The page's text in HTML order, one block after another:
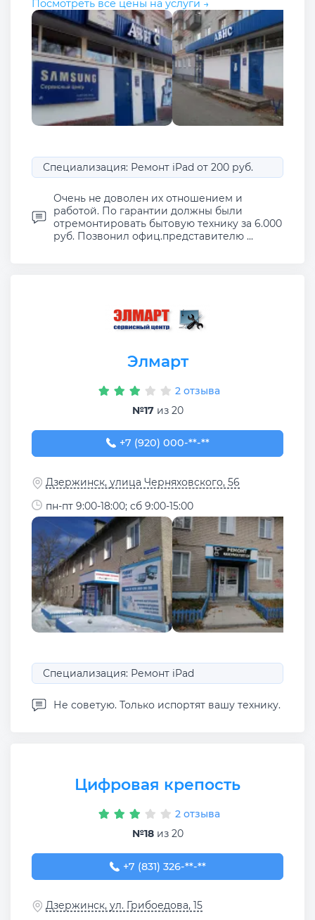
Посмотреть все цены на услуги →
Специализация: Ремонт iPad от 200 руб.
Очень не доволен их отношением и
работой. По гарантии должны были
отремонтировать бытовую технику за 6.000
руб. Позвонил офиц.представителю ...
Элмарт
2 отзыва
№17из 20
+7 (920) 000-58-28
+7 (920) 000-**-**
Дзержинск, улица Черняховского, 56
пн-пт 9:00-18:00; сб 9:00-15:00
Специализация: Ремонт iPad
Не советую. Только испортят вашу технику.
Цифровая крепость
2 отзыва
№18из 20
+7 (831) 326-31-33
+7 (831) 326-**-**
Дзержинск, ул. Грибоедова, 15